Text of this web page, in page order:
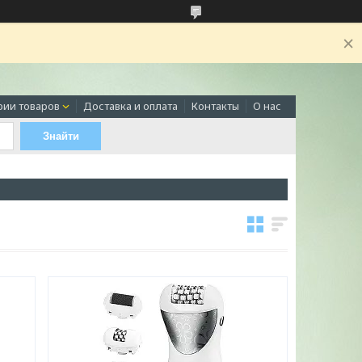
товаров Доставка и оплата Контакты О нас
Знайти